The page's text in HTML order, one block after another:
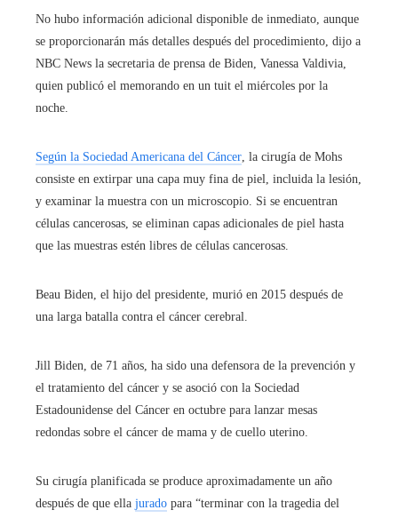
No hubo información adicional disponible de inmediato, aunque
se proporcionarán más detalles después del procedimiento, dijo a
NBC News la secretaria de prensa de Biden, Vanessa Valdivia,
quien publicó el memorando en un tuit el miércoles por la
noche.
Según la Sociedad Americana del Cáncer, la cirugía de Mohs
consiste en extirpar una capa muy fina de piel, incluida la lesión,
y examinar la muestra con un microscopio. Si se encuentran
células cancerosas, se eliminan capas adicionales de piel hasta
que las muestras estén libres de células cancerosas.
Beau Biden, el hijo del presidente, murió en 2015 después de
una larga batalla contra el cáncer cerebral.
Jill Biden, de 71 años, ha sido una defensora de la prevención y
el tratamiento del cáncer y se asoció con la Sociedad
Estadounidense del Cáncer en octubre para lanzar mesas
redondas sobre el cáncer de mama y de cuello uterino.
Su cirugía planificada se produce aproximadamente un año
después de que ella jurado para “terminar con la tragedia del